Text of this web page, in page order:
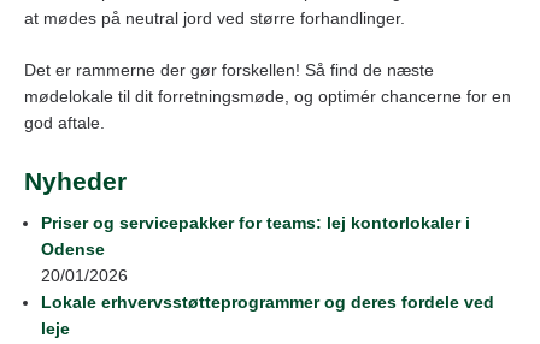
at mødes på neutral jord ved større forhandlinger.
Det er rammerne der gør forskellen! Så find de næste
mødelokale til dit forretningsmøde, og optimér chancerne for en
god aftale.
Nyheder
Priser og servicepakker for teams: lej kontorlokaler i
Odense
20/01/2026
Lokale erhvervsstøtteprogrammer og deres fordele ved
leje